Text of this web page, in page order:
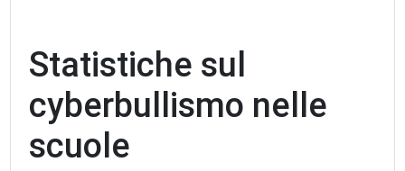
Statistiche sul
cyberbullismo nelle
scuole